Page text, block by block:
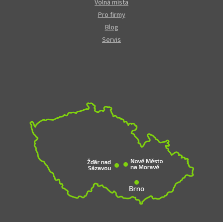
Volná místa
Pro firmy
Blog
Servis